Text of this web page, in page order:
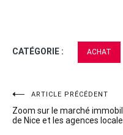
CATÉGORIE : ACHAT
Navigation
de
ARTICLE PRÉCÉDENT
Zoom sur le marché
de Nice et les agences